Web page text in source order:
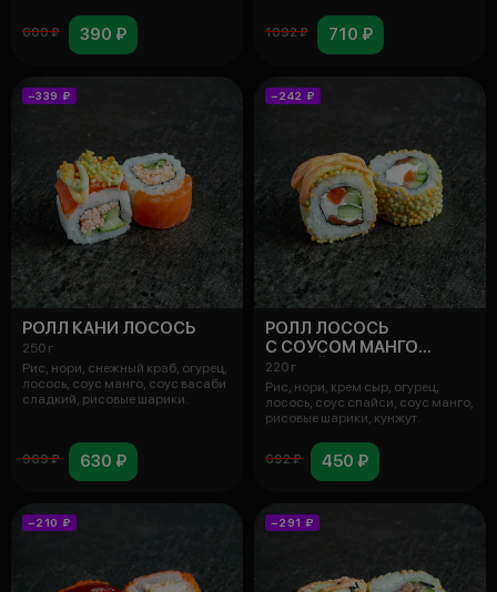
600 ₽ 390 ₽ 1092 ₽ 710 ₽
−339 ₽
РОЛЛ КАНИ ЛОСОСЬ
250 г
Рис, нори, снежный краб, огурец,
лосось, соус манго, соус васаби
сладкий, рисовые шарики.
969 ₽ 630 ₽
−242 ₽
РОЛЛ ЛОСОСЬ
С СОУСОМ МАНГО
И СПАЙСИ
220 г
Рис, нори, крем сыр, огурец,
лосось, соус спайси, соус манго,
рисовые шарики, кунжут.
692 ₽ 450 ₽
−210 ₽ −291 ₽